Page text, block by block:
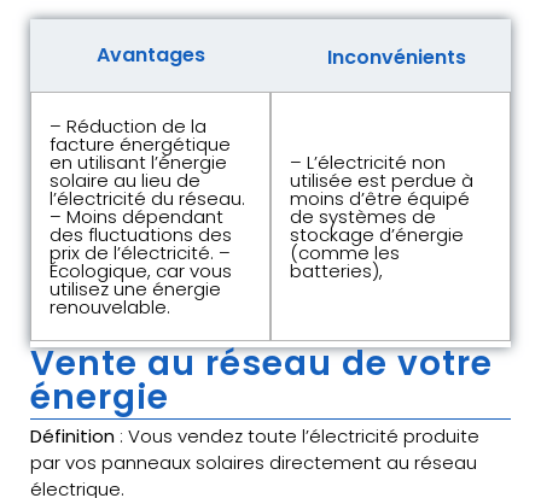
Avantages Inconvénients
– Réduction de la
facture énergétique
en utilisant l’énergie
solaire au lieu de
l’électricité du réseau.
– Moins dépendant
des fluctuations des
prix de l’électricité. –
Écologique, car vous
utilisez une énergie
renouvelable.
– L’électricité non
utilisée est perdue à
moins d’être équipé
de systèmes de
stockage d’énergie
(comme les
batteries),
Vente au réseau de votre
énergie
Définition : Vous vendez toute l’électricité produite
par vos panneaux solaires directement au réseau
électrique.